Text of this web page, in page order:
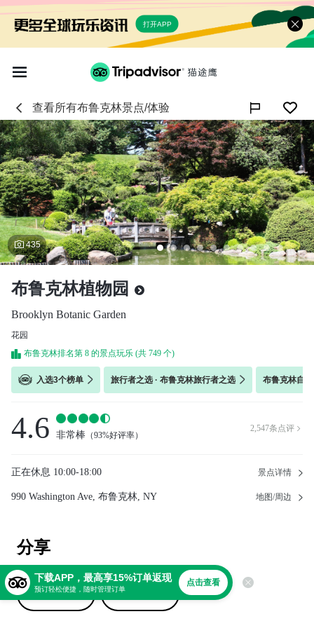
打开APP
查看所有布鲁克林景点/体验
435
布鲁克林植物园
Brooklyn Botanic Garden
花园
布鲁克林排名第 8 的景点玩乐 (共 749 个)
入选3个榜单 旅行者之选 · 布鲁克林旅行者之选 布鲁克林自
4.6 非常棒 （93%好评率）
2,547条点评 
正在休息 10:00-18:00 景点详情
990 Washington Ave, 布鲁克林, NY 地图/周边
分享
撰写点评 上传照片
下载APP，最高享15%订单返现
预订轻松便捷，随时管理订单
点击查看